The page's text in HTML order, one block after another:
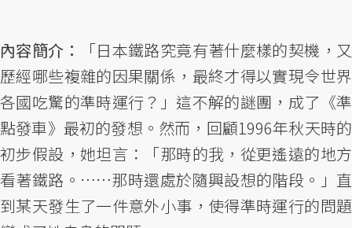
內容簡介：
「日本鐵路究竟有著什麼樣的契機，又
歷經哪些複雜的因果關係，最終才得以實現令世界
各國吃驚的準時運行？」這不解的謎團，成了《準
點發車》最初的發想。然而，回顧1996年秋天時的
初步假設，她坦言：「那時的我，從更遙遠的地方
看著鐵路。……那時還處於隨興設想的階段。」直
到某天發生了一件意外小事，使得準時運行的問題